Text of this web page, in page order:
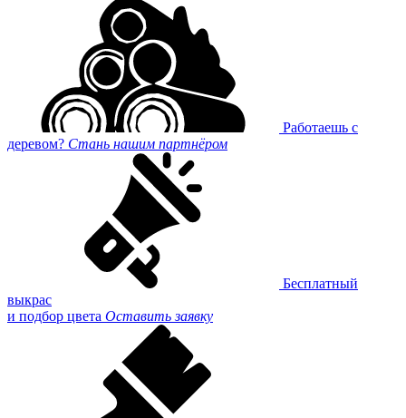
Работаешь с
деревом? Стань нашим партнёром
Бесплатный
выкрас
и подбор цвета Оставить заявку